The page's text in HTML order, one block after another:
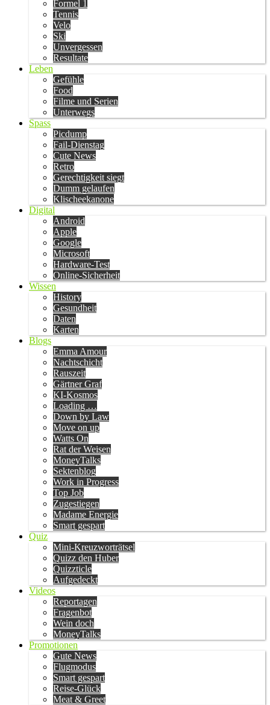
Formel 1
Tennis
Velo
Ski
Unvergessen
Resultate
Leben
Gefühle
Food
Filme und Serien
Unterwegs
Spass
Picdump
Fail-Dienstag
Cute News
Retro
Gerechtigkeit siegt
Dumm gelaufen
Klischeekanone
Digital
Android
Apple
Google
Microsoft
Hardware-Test
Online-Sicherheit
Wissen
History
Gesundheit
Daten
Karten
Blogs
Emma Amour
Nachtschicht
Rauszeit
Gärtner Graf
KI-Kosmos
Loading …
Down by Law
Move on up
Watts On
Rat der Weisen
MoneyTalks
Sektenblog
Work in Progress
Top Job
Zugestiegen
Madame Energie
Smart gespart
Quiz
Mini-Kreuzworträtsel
Quizz den Huber
Quizzticle
Aufgedeckt
Videos
Reportagen
Fragenbot
Wein doch
MoneyTalks
Promotionen
Gute News
Flugmodus
Smart gespart
Reise-Glück
Meat & Greet